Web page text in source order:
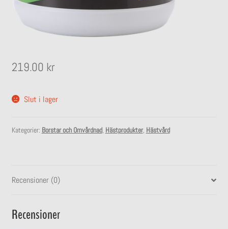
219.00 kr
Slut i lager
Kategorier: Borstar och Omvårdnad, Hästprodukter, Hästvård
Recensioner (0)
Recensioner